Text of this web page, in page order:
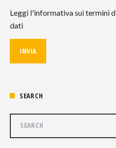
Leggi l'informativa sui termini
dati
SEARCH